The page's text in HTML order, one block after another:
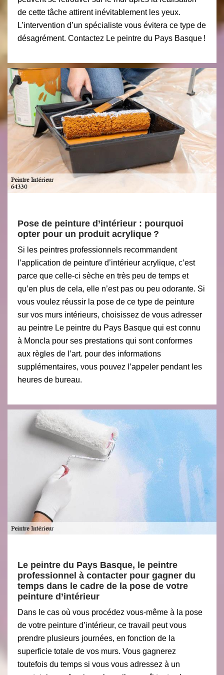
de cette tâche attirent inévitablement les yeux.
L’intervention d’un spécialiste vous évitera ce type de
désagrément. Contactez Le peintre du Pays Basque !
Pose de peinture d’intérieur : pourquoi
opter pour un produit acrylique ?
Si les peintres professionnels recommandent
l’application de peinture d’intérieur acrylique, c’est
parce que celle-ci sèche en très peu de temps et
qu’en plus de cela, elle n’est pas ou peu odorante. Si
vous voulez réussir la pose de ce type de peinture
sur vos murs intérieurs, choisissez de vous adresser
au peintre Le peintre du Pays Basque qui est connu
à Moncla pour ses prestations qui sont conformes
aux règles de l’art. pour des informations
supplémentaires, vous pouvez l’appeler pendant les
heures de bureau.
Le peintre du Pays Basque, le peintre
professionnel à contacter pour gagner du
temps dans le cadre de la pose de votre
peinture d’intérieur
Dans le cas où vous procédez vous-même à la pose
de votre peinture d’intérieur, ce travail peut vous
prendre plusieurs journées, en fonction de la
superficie totale de vos murs. Vous gagnerez
toutefois du temps si vous vous adressez à un